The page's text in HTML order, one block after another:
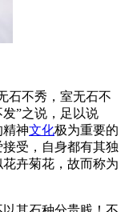
石不秀，室无石不
”之说，足以说
精神文化极为重要的
受，自身都有其独
卉菊花，故而称为